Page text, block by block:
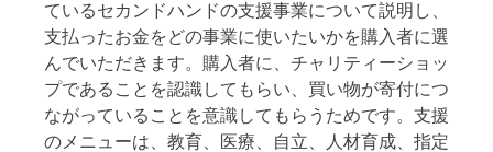
ているセカンドハンドの支援事業について説明し、
支払ったお金をどの事業に使いたいかを購入者に選
んでいただきます。購入者に、チャリティーショッ
プであることを認識してもらい、買い物が寄付につ
ながっていることを意識してもらうためです。支援
のメニューは、教育、医療、自立、人材育成、指定